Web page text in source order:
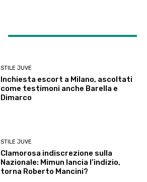
STILE JUVE
Inchiesta escort a Milano, ascoltati
come testimoni anche Barella e
Dimarco
STILE JUVE
Clamorosa indiscrezione sulla
Nazionale: Mimun lancia l’indizio,
torna Roberto Mancini?